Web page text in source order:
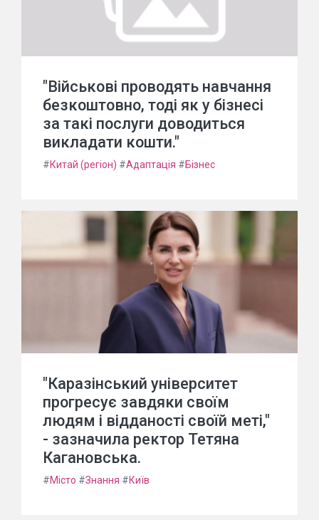
"Військові проводять навчання
безкоштовно, тоді як у бізнесі
за такі послуги доводиться
викладати кошти."
#Китай (регіон) #Адаптація #Бізнес
"Каразінський університет
прогресує завдяки своїм
людям і відданості своїй меті,"
- зазначила ректор Тетяна
Кагановська.
#Місто #Знання #Київ